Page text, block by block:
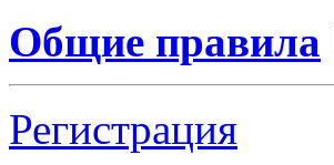
Общие правила
Регистрация